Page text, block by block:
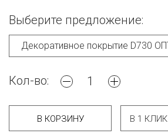
Выберите предложение:
Кол-во:
В КОРЗИНУ В 1 КЛИК